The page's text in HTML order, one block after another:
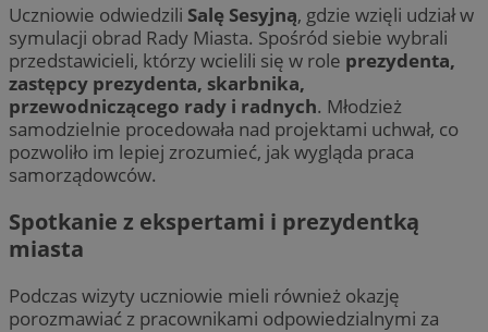
Uczniowie odwiedzili Salę Sesyjną, gdzie wzięli udział w
symulacji obrad Rady Miasta. Spośród siebie wybrali
przedstawicieli, którzy wcielili się w role prezydenta,
zastępcy prezydenta, skarbnika,
przewodniczącego rady i radnych. Młodzież
samodzielnie procedowała nad projektami uchwał, co
pozwoliło im lepiej zrozumieć, jak wygląda praca
samorządowców.
Spotkanie z ekspertami i prezydentką
miasta
Podczas wizyty uczniowie mieli również okazję
porozmawiać z pracownikami odpowiedzialnymi za